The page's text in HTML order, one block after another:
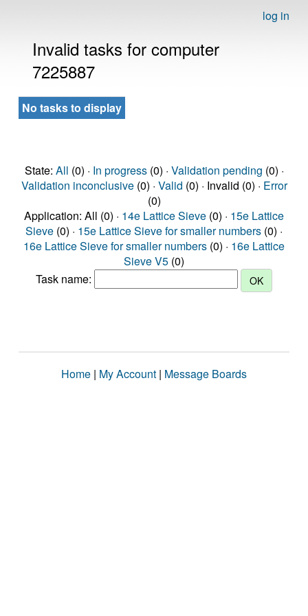
log in
Invalid tasks for computer
7225887
No tasks to display
State: All (0) · In progress(0) · Validation pending (0) ·
Validation inconclusive(0) · Valid (0) · Invalid (0) · Error
(0)
Application: All (0) · 14e Lattice Sieve (0) · 15e Lattice
Sieve (0) · 15e Lattice Sieve for smaller numbers (0) ·
16e Lattice Sieve for smaller numbers (0) · 16e Lattice
Sieve V5 (0)
Task name:
Home | My Account | Message Boards